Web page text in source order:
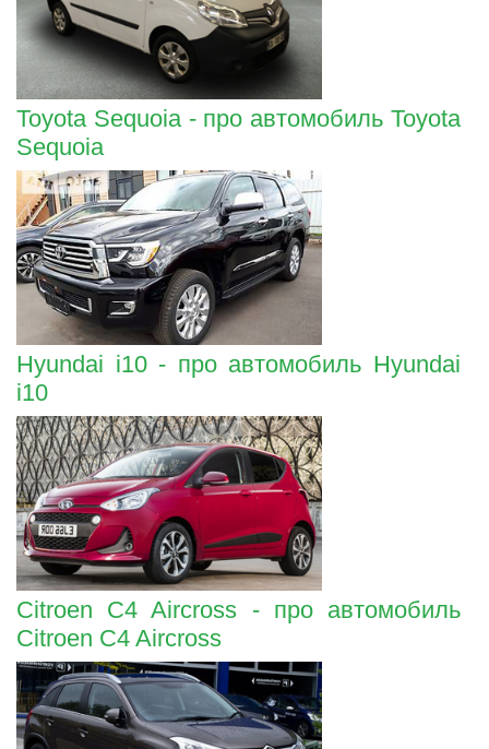
Toyota Sequoia - про автомобиль Toyota
Sequoia
Hyundai i10 - про автомобиль Hyundai
i10
Citroen C4 Aircross - про автомобиль
Citroen C4 Aircross